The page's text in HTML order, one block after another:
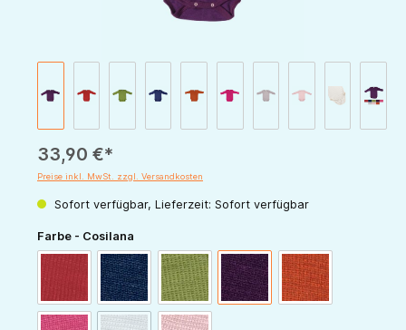
33,90 €*
Preise inkl. MwSt. zzgl. Versandkosten
Sofort verfügbar, Lieferzeit: Sofort verfügbar
Farbe - Cosilana
marine grün pflaume orange